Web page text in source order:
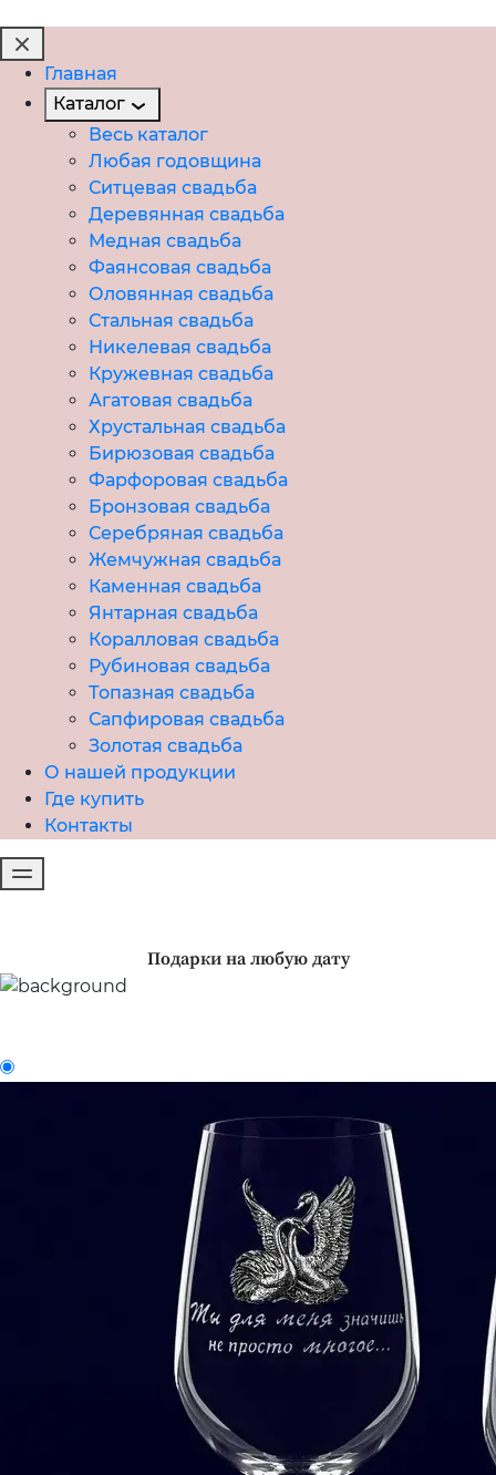
Главная
Каталог
Весь каталог
Любая годовщина
Ситцевая свадьба
Деревянная свадьба
Медная свадьба
Фаянсовая свадьба
Оловянная свадьба
Стальная свадьба
Никелевая свадьба
Кружевная свадьба
Агатовая свадьба
Хрустальная свадьба
Бирюзовая свадьба
Фарфоровая свадьба
Бронзовая свадьба
Серебряная свадьба
Жемчужная свадьба
Каменная свадьба
Янтарная свадьба
Коралловая свадьба
Рубиновая свадьба
Топазная свадьба
Сапфировая свадьба
Золотая свадьба
О нашей продукции
Где купить
Контакты
Подарки на любую дату